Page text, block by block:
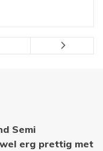
Semi
erg prettig met